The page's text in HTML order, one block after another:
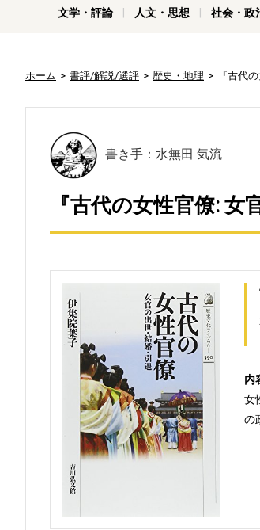
文学・評論 人文・思想 社会・政
ホーム 書評/解説/選評 歴史・地理 『古代
書き手：水無田 気流
『古代の女性官僚:
内
女
の